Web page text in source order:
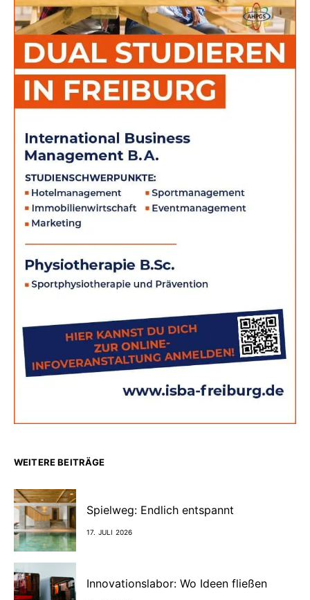
WEITERE BEITRÄGE
Spielweg: Endlich entspannt
17. JULI 2026
Innovationslabor: Wo Ideen fließen